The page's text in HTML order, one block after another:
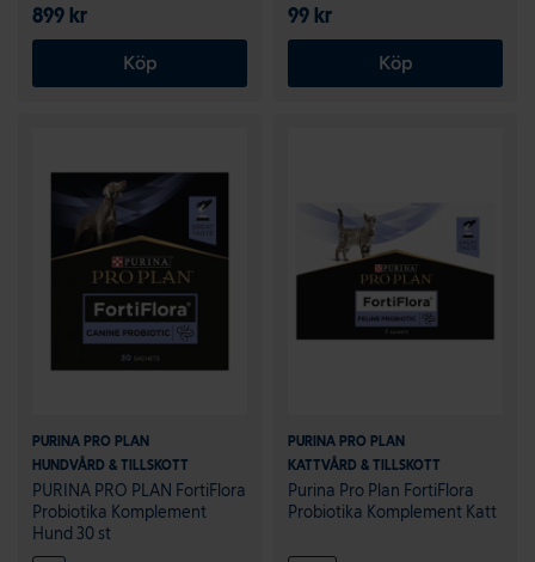
899 kr
Köp
99 kr
Köp
PURINA PRO PLAN
HUNDVÅRD & TILLSKOTT
PURINA PRO PLAN FortiFlora
Probiotika Komplement
Hund 30 st
PURINA PRO PLAN
KATTVÅRD & TILLSKOTT
Purina Pro Plan FortiFlora
Probiotika Komplement Katt